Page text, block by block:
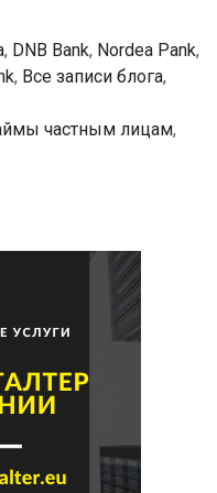
, DNB Bank, Nordea Pank,
, Все записи блога,
частным лицам,